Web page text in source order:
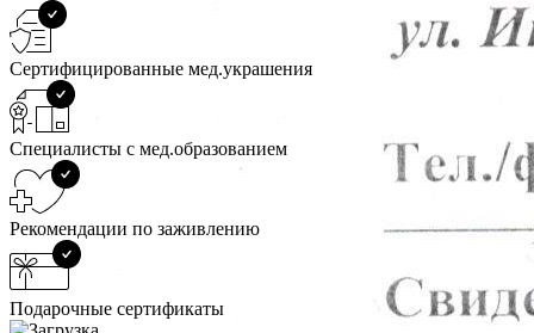
Сертифицированные мед.украшения
Специалисты с мед.образованием
Рекомендации по заживлению
Подарочные сертификаты